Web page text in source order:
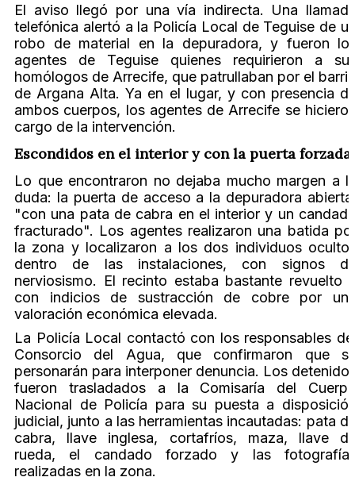
El aviso llegó por una vía indirecta. Una
telefónica alertó a la Policía Local de Teguise de
robo de material en la depuradora, y fueron
agentes de Teguise quienes requirieron a
homólogos de Arrecife, que patrullaban por el
de Argana Alta. Ya en el lugar, y con presencia
ambos cuerpos, los agentes de Arrecife se
cargo de la intervención.
Escondidos en el interior y con la puerta forzada
Lo que encontraron no dejaba mucho margen a
duda: la puerta de acceso a la depuradora
"con una pata de cabra en el interior y un
fracturado". Los agentes realizaron una batida
la zona y localizaron a los dos individuos
dentro de las instalaciones, con signos
nerviosismo. El recinto estaba bastante revuelto
con indicios de sustracción de cobre por
valoración económica elevada.
La Policía Local contactó con los responsables
Consorcio del Agua, que confirmaron que
personarán para interponer denuncia. Los
fueron trasladados a la Comisaría del
Nacional de Policía para su puesta a
judicial, junto a las herramientas incautadas: pata
cabra, llave inglesa, cortafríos, maza, llave
rueda, el candado forzado y las
realizadas en la zona.